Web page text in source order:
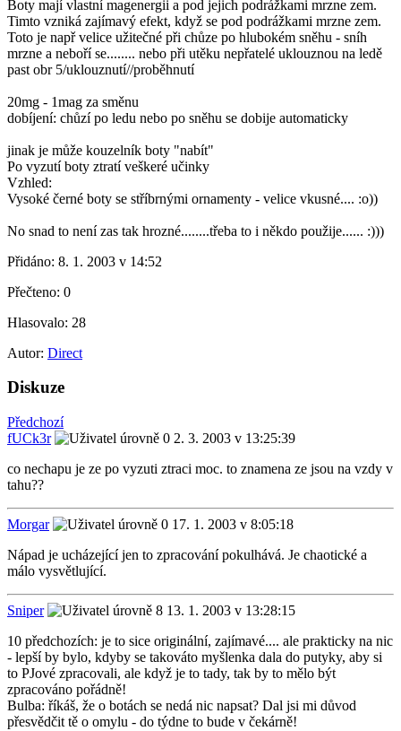
Boty mají vlastní magenergii a pod jejich podrážkami mrzne zem.
Timto vzniká zajímavý efekt, když se pod podrážkami mrzne zem.
Toto je např velice užitečné při chůze po hlubokém sněhu - sníh
mrzne a neboří se........ nebo při utěku nepřatelé uklouznou na ledě
past obr 5/uklouznutí//proběhnutí
20mg - 1mag za směnu
dobíjení: chůzí po ledu nebo po sněhu se dobije automaticky
jinak je může kouzelník boty "nabít"
Po vyzutí boty ztratí veškeré učinky
Vzhled:
Vysoké černé boty se stříbrnými ornamenty - velice vkusné.... :o))
No snad to není zas tak hrozné........třeba to i někdo použije...... :)))
Přidáno: 8. 1. 2003 v 14:52
Přečteno: 0
Hlasovalo: 28
Autor: Direct
Diskuze
Předchozí
fUCk3r
2. 3. 2003 v 13:25:39
co nechapu je ze po vyzuti ztraci moc. to znamena ze jsou na vzdy v
tahu??
Morgar
17. 1. 2003 v 8:05:18
Nápad je ucházející jen to zpracování pokulhává. Je chaotické a
málo vysvětlující.
Sniper
13. 1. 2003 v 13:28:15
10 předchozích: je to sice originální, zajímavé.... ale prakticky na nic
- lepší by bylo, kdyby se takováto myšlenka dala do putyky, aby si
to PJové zpracovali, ale když je to tady, tak by to mělo být
zpracováno pořádně!
Bulba: říkáš, že o botách se nedá nic napsat? Dal jsi mi důvod
přesvědčit tě o omylu - do týdne to bude v čekárně!